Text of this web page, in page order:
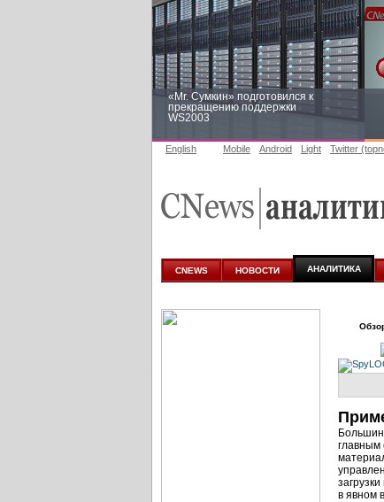
«Mr. Сумкин» подготовился к
прекращению поддержки
WS2003
аналитике
English Mobile Android Light Twitter
CNEWS НОВОСТИ АНАЛИТИКА
главным
в явном